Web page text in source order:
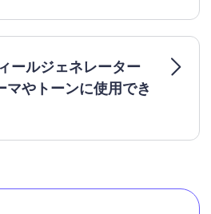
ールジェネレーター
マやトーンに使用でき